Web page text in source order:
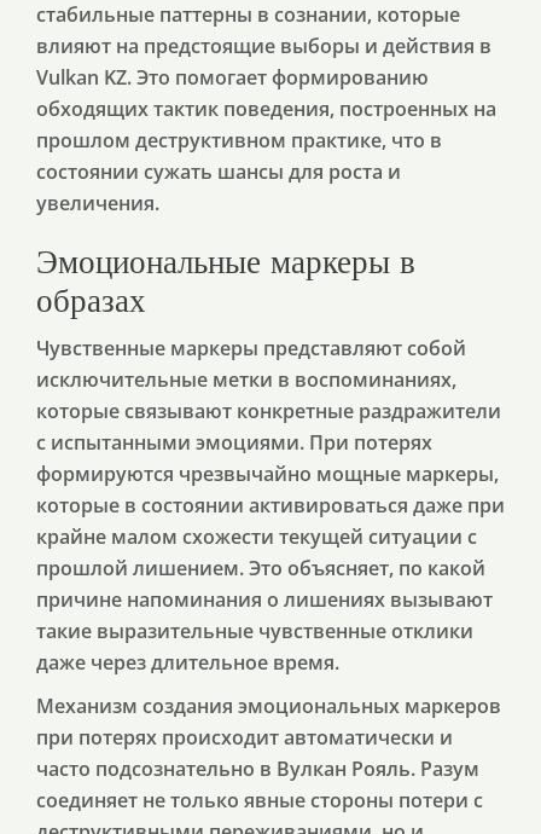
стабильные паттерны в сознании, которые
влияют на предстоящие выборы и действия в
Vulkan KZ. Это помогает формированию
обходящих тактик поведения, построенных на
прошлом деструктивном практике, что в
состоянии сужать шансы для роста и
увеличения.
Эмоциональные маркеры в
образах
Чувственные маркеры представляют собой
исключительные метки в воспоминаниях,
которые связывают конкретные раздражители
с испытанными эмоциями. При потерях
формируются чрезвычайно мощные маркеры,
которые в состоянии активироваться даже при
крайне малом схожести текущей ситуации с
прошлой лишением. Это объясняет, по какой
причине напоминания о лишениях вызывают
такие выразительные чувственные отклики
даже через длительное время.
Механизм создания эмоциональных маркеров
при потерях происходит автоматически и
часто подсознательно в Вулкан Рояль. Разум
соединяет не только явные стороны потери с